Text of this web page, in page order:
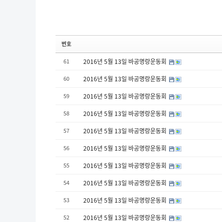
번호
61 2016년 5월 13일 바공명랑운동회
60 2016년 5월 13일 바공명랑운동회
59 2016년 5월 13일 바공명랑운동회
58 2016년 5월 13일 바공명랑운동회
57 2016년 5월 13일 바공명랑운동회
56 2016년 5월 13일 바공명랑운동회
55 2016년 5월 13일 바공명랑운동회
54 2016년 5월 13일 바공명랑운동회
53 2016년 5월 13일 바공명랑운동회
52 2016년 5월 13일 바공명랑운동회